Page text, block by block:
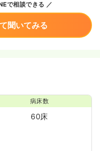
で相談できる
聞いてみる
病床数
60床